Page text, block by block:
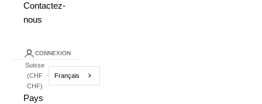
Contactez-
nous
CONNEXION
Suisse
(CHF
CHF)
Français
Pays